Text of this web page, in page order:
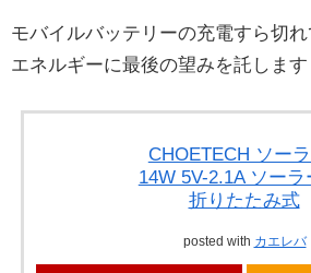
モバイルバッテリーの充電すら切
エネルギーに最後の望みを託します
CHOETECH ソー
14W 5V-2.1A ソー
折りたたみ式
posted with カエレバ